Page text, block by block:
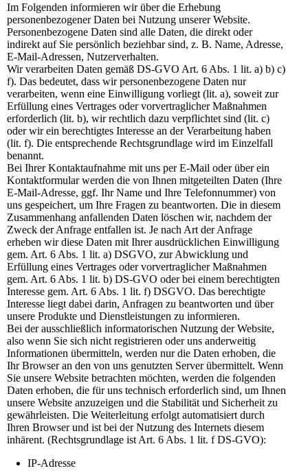
Im Folgenden informieren wir über die Erhebung
personenbezogener Daten bei Nutzung unserer Website.
Personenbezogene Daten sind alle Daten, die direkt oder
indirekt auf Sie persönlich beziehbar sind, z. B. Name, Adresse,
E-Mail-Adressen, Nutzerverhalten.
Wir verarbeiten Daten gemäß DS-GVO Art. 6 Abs. 1 lit. a) b) c)
f). Das bedeutet, dass wir personenbezogene Daten nur
verarbeiten, wenn eine Einwilligung vorliegt (lit. a), soweit zur
Erfüllung eines Vertrages oder vorvertraglicher Maßnahmen
erforderlich (lit. b), wir rechtlich dazu verpflichtet sind (lit. c)
oder wir ein berechtigtes Interesse an der Verarbeitung haben
(lit. f). Die entsprechende Rechtsgrundlage wird im Einzelfall
benannt.
Bei Ihrer Kontaktaufnahme mit uns per E-Mail oder über ein
Kontaktformular werden die von Ihnen mitgeteilten Daten (Ihre
E-Mail-Adresse, ggf. Ihr Name und Ihre Telefonnummer) von
uns gespeichert, um Ihre Fragen zu beantworten. Die in diesem
Zusammenhang anfallenden Daten löschen wir, nachdem der
Zweck der Anfrage entfallen ist. Je nach Art der Anfrage
erheben wir diese Daten mit Ihrer ausdrücklichen Einwilligung
gem. Art. 6 Abs. 1 lit. a) DSGVO, zur Abwicklung und
Erfüllung eines Vertrages oder vorvertraglicher Maßnahmen
gem. Art. 6 Abs. 1 lit. b) DS-GVO oder bei einem berechtigten
Interesse gem. Art. 6 Abs. 1 lit. f) DSGVO. Das berechtigte
Interesse liegt dabei darin, Anfragen zu beantworten und über
unsere Produkte und Dienstleistungen zu informieren.
Bei der ausschließlich informatorischen Nutzung der Website,
also wenn Sie sich nicht registrieren oder uns anderweitig
Informationen übermitteln, werden nur die Daten erhoben, die
Ihr Browser an den von uns genutzten Server übermittelt. Wenn
Sie unsere Website betrachten möchten, werden die folgenden
Daten erhoben, die für uns technisch erforderlich sind, um Ihnen
unsere Website anzuzeigen und die Stabilität und Sicherheit zu
gewährleisten. Die Weiterleitung erfolgt automatisiert durch
Ihren Browser und ist bei der Nutzung des Internets diesem
inhärent. (Rechtsgrundlage ist Art. 6 Abs. 1 lit. f DS-GVO):
IP-Adresse